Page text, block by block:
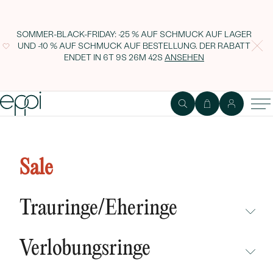
SOMMER-BLACK-FRIDAY: -25 % AUF SCHMUCK AUF LAGER
UND -10 % AUF SCHMUCK AUF BESTELLUNG. DER RABATT
ENDET IN6T 9S 26M 41S ANSEHEN
Sale
Trauringe/Eheringe
NEUHEITEN
Verlobungsringe
mit Lab Grown Diamanten
Bonato